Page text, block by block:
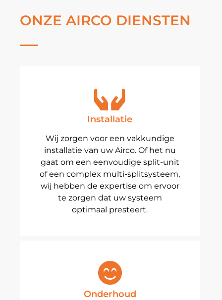
ONZE AIRCO DIENSTEN
Installatie
Wij zorgen voor een vakkundige
installatie van uw Airco. Of het nu
gaat om een eenvoudige split-unit
of een complex multi-splitsysteem,
wij hebben de expertise om ervoor
te zorgen dat uw systeem
optimaal presteert.
Onderhoud